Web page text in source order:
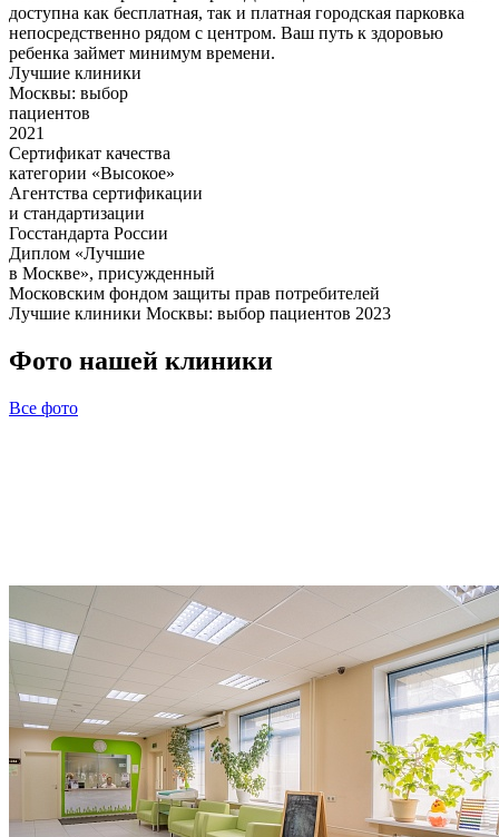
доступна как бесплатная, так и платная городская парковка
непосредственно рядом с центром. Ваш путь к здоровью
ребенка займет минимум времени.
Лучшие клиники
Москвы: выбор
пациентов
2021
Сертификат качества
категории «Высокое»
Агентства сертификации
и стандартизации
Госстандарта России
Диплом «Лучшие
в Москве», присужденный
Московским фондом защиты прав потребителей
Лучшие клиники Москвы: выбор пациентов 2023
Фото нашей клиники
Все фото